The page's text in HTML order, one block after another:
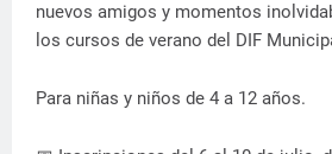
nuevos amigos y momentos
los cursos de verano del DIF
Para niñas y niños de 4 a 12 años.